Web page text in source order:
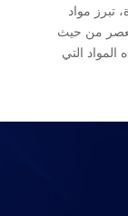
تبرز مواد
العصر من حيث
المواد التي